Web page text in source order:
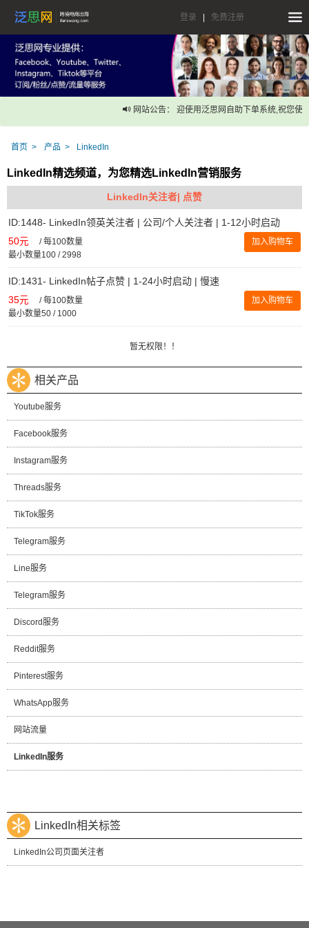
登录 免费注册
网站公告： 迎使用泛思网自助下单系统,祝您使用
首页 产品 LinkedIn
LinkedIn精选频道，为您精选LinkedIn营销服务
LinkedIn关注者| 点赞
ID:1448- LinkedIn领英关注者 | 公司/个人关注者 | 1-12小时启动
50元 /每100数量
最小数量100 / 2998
加入购物车
ID:1431- LinkedIn帖子点赞 | 1-24小时启动 | 慢速
35元 /每100数量
最小数量50 / 1000
加入购物车
暂无权限！！
相关产品
Youtube服务
Facebook服务
Instagram服务
Threads服务
TikTok服务
Telegram服务
Line服务
Telegram服务
Discord服务
Reddit服务
Pinterest服务
WhatsApp服务
网站流量
LinkedIn服务
LinkedIn相关标签
LinkedIn公司页面关注者